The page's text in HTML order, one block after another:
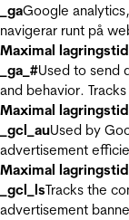
_gaGoogle
navigerar runt på
Maximal lagringstid
_ga_#Used to send
and behavior.
Maximal lagringstid
_gcl_auUsed by
advertisement
Maximal lagringstid
_gcl_lsTracks the
advertisement